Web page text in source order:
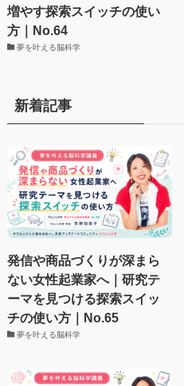
増やす探索スイッチの使い
方｜No.64
夢を叶える脳科学
新着記事
発信や商品づくりが深まら
ない女性起業家へ｜研究テ
ーマを見つける探索スイッ
チの使い方｜No.65
夢を叶える脳科学